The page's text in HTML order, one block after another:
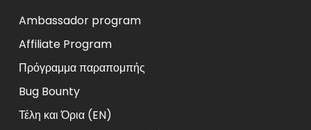
Ambassador program
Affiliate Program
Πρόγραμμα παραπομπής
Bug Bounty
Τέλη και Όρια (EN)